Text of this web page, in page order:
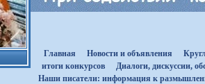
Главная Новости и объявления
итоги конкурсов
Диалоги, дискуссии,
Наши писатели: информация к